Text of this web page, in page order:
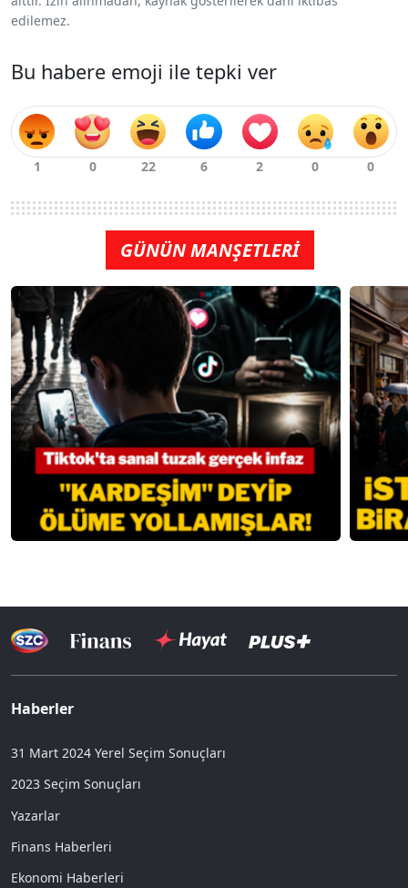
edilemez.
Bu habere emoji ile tepki ver
GÜNÜN MANŞETLERİ
Haberler
31 Mart 2024 Yerel Seçim Sonuçları
2023 Seçim Sonuçları
Yazarlar
Finans Haberleri
Ekonomi Haberleri